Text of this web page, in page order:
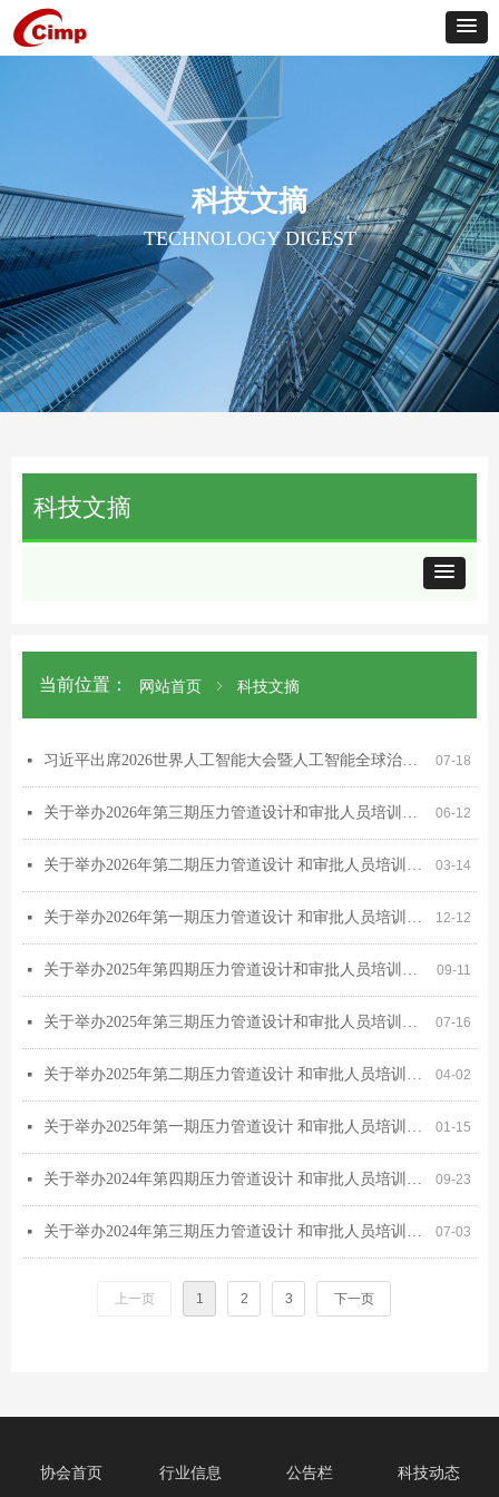
科技文摘
TECHNOLOGY DIGEST
当前位置： 网站首页 ꁇ 科技文摘
07-18
넷 习近平出席2026世界人工智能大会暨人工智能全球治理高级别会议开幕式并发表主旨讲话
06-12
넷 关于举办2026年第三期压力管道设计和审批人员培训考核班会议通知（网上培训会公告）
03-14
넷 关于举办2026年第二期压力管道设计 和审批人员培训考核班会议通知 （网上培训会公告）
12-12
넷 关于举办2026年第一期压力管道设计 和审批人员培训考核班会议通知 （网上培训会公告）
09-11
넷 关于举办2025年第四期压力管道设计和审批人员培训考核班会议通知（网上培训会公告）
07-16
넷 关于举办2025年第三期压力管道设计和审批人员培训考核班会议通知（网上培训会公告）
04-02
넷 关于举办2025年第二期压力管道设计 和审批人员培训考核班会议通知（网上培训会公告）
01-15
넷 关于举办2025年第一期压力管道设计 和审批人员培训考核班会议通知（网上培训会公告）
09-23
넷 关于举办2024年第四期压力管道设计 和审批人员培训考核班会议通知 （网上培训会公告）
07-03
넷 关于举办2024年第三期压力管道设计 和审批人员培训考核班会议通知
上一页 1 2 3 下一页
科技文摘
协会首页 行业信息 公告栏 科技动态